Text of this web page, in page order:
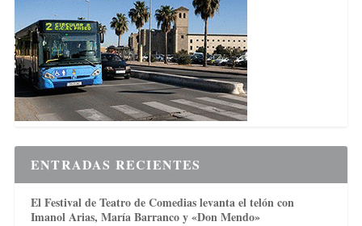
ENTRADAS RECIENTES
El Festival de Teatro de Comedias levanta el telón con
Imanol Arias, María Barranco y «Don Mendo»